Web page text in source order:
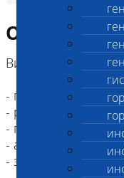
Описание
Виды животных,
- грызуны
- рептилии
- птицы
- амфибии
- зоопарковые